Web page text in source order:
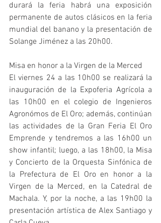
durará la feria habrá una exposición
permanente de autos clásicos en la feria
mundial del banano y la presentación de
Solange Jiménez a las 20h00.
Misa en honor a la Virgen de la Merced
El viernes 24 a las 10h00 se realizará la
inauguración de la Expoferia Agrícola a
las 10h00 en el colegio de Ingenieros
Agronómos de El Oro; además, continúan
las actividades de la Gran Feria El Oro
Emprende y tendremos a las 16h00 un
show infantil; luego, a las 18h00, la Misa
y Concierto de la Orquesta Sinfónica de
la Prefectura de El Oro en honor a la
Virgen de la Merced, en la Catedral de
Machala. Y, por la noche, a las 19h00 la
presentación artística de Alex Santiago y